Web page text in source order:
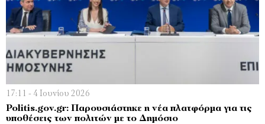
17:11 - 4 Ιουνίου 2026
Politis.gov.gr: Παρουσιάστηκε η νέα πλατφόρμα για τις
υποθέσεις των πολιτών με το Δημόσιο